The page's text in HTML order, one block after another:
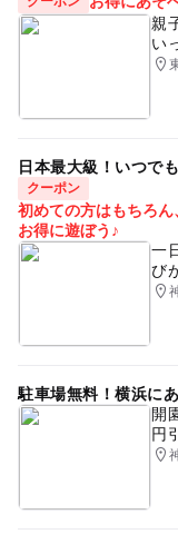
親
い
日本最大級！いつで
クーポン
初めての方はもちろ
お得に遊ぼう♪
一
び
駐車場無料！横浜に
開
円